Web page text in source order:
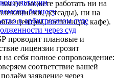
бизнесу
в арбитражном суде
через суд
не сможете работать ни на
детсады), ни на
центры, гостиницы, кафе).
проводит плановые и
лицензии грозит
себя полное сопровождение:
соответствие вашей
заявление через